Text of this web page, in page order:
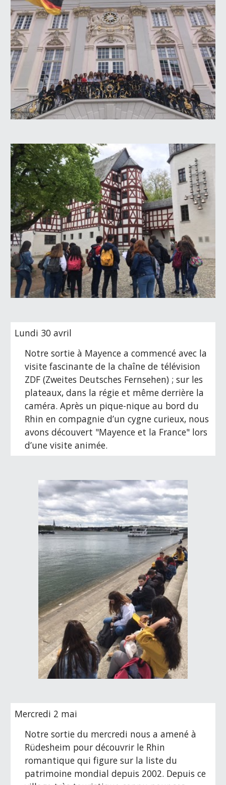
Lundi 30 avril
Notre sortie à Mayence a commencé avec la
visite fascinante de la chaîne de télévision
ZDF (Zweites Deutsches Fernsehen) ; sur les
plateaux, dans la régie et même derrière la
caméra. Après un pique-nique au bord du
Rhin en compagnie d’un cygne curieux, nous
avons découvert "Mayence et la France" lors
d’une visite animée.
Mercredi 2 mai
Notre sortie du mercredi nous a amené à
Rüdesheim pour découvrir le Rhin
romantique qui figure sur la liste du
patrimoine mondial depuis 2002. Depuis ce